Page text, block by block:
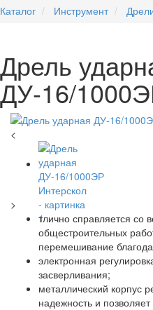
Каталог Инструмент
Дрель
ДУ-16/
<
>
тлично справляется со
общестроительных
перемешивание
электронная
засверливания;
металлический корпус
надежность и